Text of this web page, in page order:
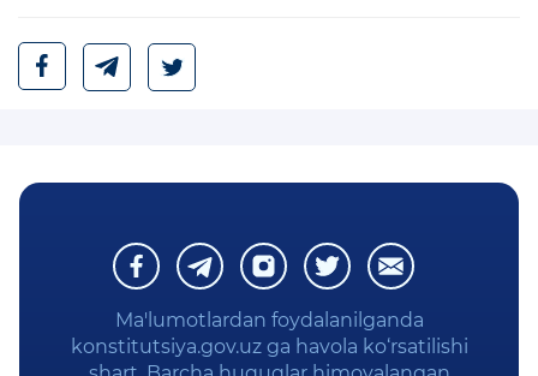
Ma'lumotlardan foydalanilganda
konstitutsiya.gov.uz ga havola ko‘rsatilishi